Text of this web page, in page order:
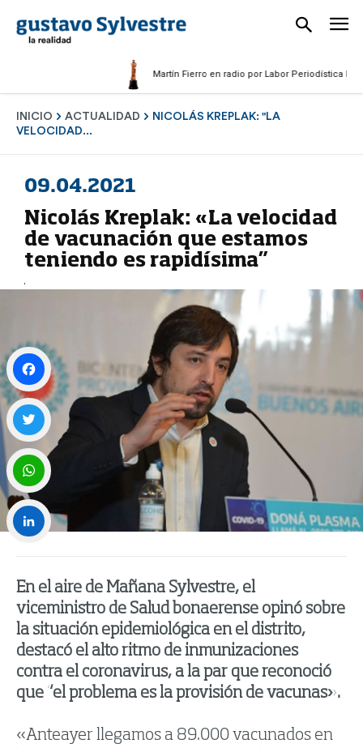
Martín Fierro en radio por Labor Periodística
INICIO ACTUALIDAD
NICOLÁS KREPLAK: "LA
VELOCIDAD...
09.04.2021
Nicolás Kreplak: «La velocidad
de vacunación que estamos
teniendo es rapidísima”
En el aire de Mañana Sylvestre, el
viceministro de Salud bonaerense opinó sobre
la situación epidemiológica en el distrito,
destacó el alto ritmo de inmunizaciones
contra el coronavirus, a la par que reconoció
que “el problema es la provisión de vacunas».
«Anteayer llegamos a 89.000 vacunados en
Facebook
Twitter
WhatsApp
LinkedIn